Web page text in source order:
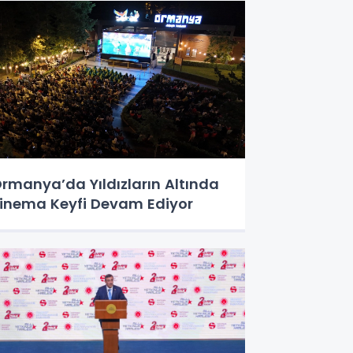
Yıldızların Altında
Keyfi Devam Ediyor